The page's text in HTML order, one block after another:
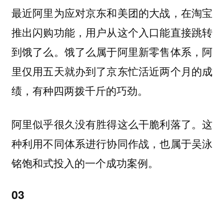
最近阿里为应对京东和美团的大战，在淘宝
推出闪购功能，用户从这个入口能直接跳转
到饿了么。饿了么属于阿里新零售体系，阿
里仅用五天就办到了京东忙活近两个月的成
绩，有种四两拨千斤的巧劲。
阿里似乎很久没有胜得这么干脆利落了。这
种利用不同体系进行协同作战，也属于吴泳
铭饱和式投入的一个成功案例。
03